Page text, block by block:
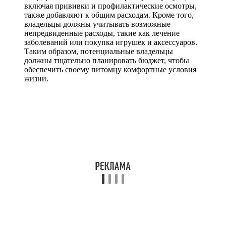
включая прививки и профилактические осмотры,
также добавляют к общим расходам. Кроме того,
владельцы должны учитывать возможные
непредвиденные расходы, такие как лечение
заболеваний или покупка игрушек и аксессуаров.
Таким образом, потенциальные владельцы
должны тщательно планировать бюджет, чтобы
обеспечить своему питомцу комфортные условия
жизни.